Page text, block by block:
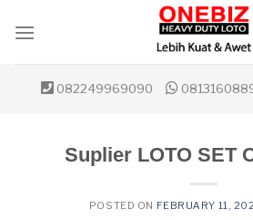
082249969090
Suplier LOTO SET
POSTED ON FEBRUARY 11,